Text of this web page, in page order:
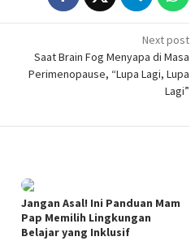
Next post
Saat Brain Fog Menyapa di Masa
Perimenopause, “Lupa Lagi, Lupa
Lagi”
Jangan Asal! Ini Panduan Mam
Pap Memilih Lingkungan
Belajar yang Inklusif